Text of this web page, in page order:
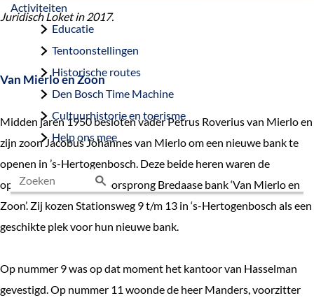
Activiteiten
Educatie
Tentoonstellingen
Historische routes
Den Bosch Time Machine
Cultuurhistorie en toerisme
Help ons mee
Juridisch Loket in 2017.
Van Mierlo en Zoon
Midden jaren 1950 besloten vader Petrus Roverius van Mierlo en
zijn zoon Jacobus Johannes van Mierlo om een nieuwe bank te
openen in ’s-Hertogenbosch. Deze beide heren waren de
oprichters van de van oorsprong Bredaase bank ‘Van Mierlo en
Zoon’. Zij kozen Stationsweg 9 t/m 13 in ‘s-Hertogenbosch als een
geschikte plek voor hun nieuwe bank.
Op nummer 9 was op dat moment het kantoor van Hasselman
gevestigd. Op nummer 11 woonde de heer Manders, voorzitter